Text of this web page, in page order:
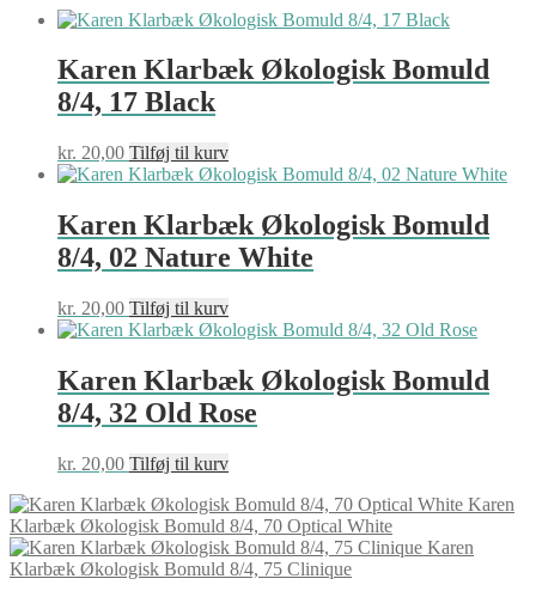
Karen Klarbæk Økologisk Bomuld
8/4, 17 Black
kr. 20,00 Tilføj til kurv
Karen Klarbæk Økologisk Bomuld
8/4, 02 Nature White
kr. 20,00 Tilføj til kurv
Karen Klarbæk Økologisk Bomuld
8/4, 32 Old Rose
kr. 20,00 Tilføj til kurv
Karen
Klarbæk Økologisk Bomuld 8/4, 70 Optical White
Karen
Klarbæk Økologisk Bomuld 8/4, 75 Clinique